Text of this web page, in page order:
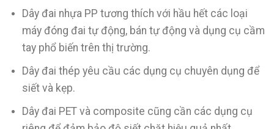
Dây đai nhựa PP tương thích với hầu hết các loại
máy đóng đai tự động, bán tự động và dụng cụ cầm
tay phổ biến trên thị trường.
Dây đai thép yêu cầu các dụng cụ chuyên dụng để
siết và kẹp.
Dây đai PET và composite cũng cần các dụng cụ